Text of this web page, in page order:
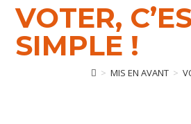
VOTER,
SIMPLE !
> MIS EN AVANT >